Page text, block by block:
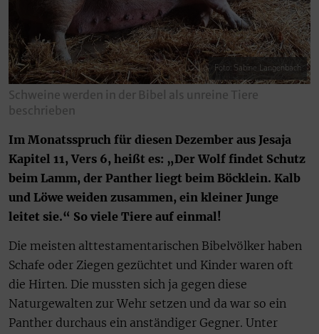
Foto: Sabine Langenbach
Schweine werden in der Bibel als unreine Tiere
beschrieben
Im Monatsspruch für diesen Dezember aus Jesaja
Kapitel 11, Vers 6, heißt es: „Der Wolf findet Schutz
beim Lamm, der Panther liegt beim Böcklein. Kalb
und Löwe weiden zusammen, ein kleiner Junge
leitet sie.“ So viele Tiere auf einmal!
Die meisten alttestamentarischen Bibelvölker haben
Schafe oder Ziegen gezüchtet und Kinder waren oft
die Hirten. Die mussten sich ja gegen diese
Naturgewalten zur Wehr setzen und da war so ein
Panther durchaus ein anständiger Gegner. Unter